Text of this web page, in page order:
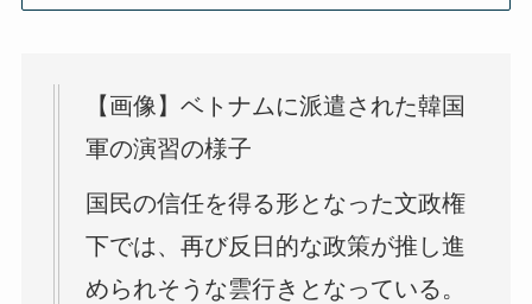
【画像】ベトナムに派遣された韓国
軍の演習の様子
国民の信任を得る形となった文政権
下では、再び反日的な政策が推し進
められそうな雲行きとなっている。